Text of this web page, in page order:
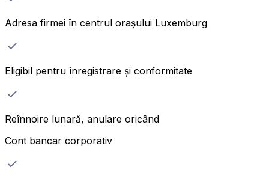
Adresa firmei în centrul orașului Luxemburg
Eligibil pentru înregistrare și conformitate
Reînnoire lunară, anulare oricând
Cont bancar corporativ